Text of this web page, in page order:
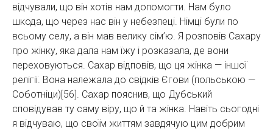
відчували, що він хотів нам допомогти. Нам було
шкода, що через нас він у небезпеці. Німці були по
всьому селу, а він мав велику сім’ю. Я розповів Сахару
про жінку, яка дала нам їжу і розказала, де вони
переховуються. Сахар відповів, що ця жінка — іншої
релігії. Вона належала до свідків Єгови (польською —
Соботніци)[56]. Сахар пояснив, що Дубський
сповідував ту саму віру, що й та жінка. Навіть сьогодні
я відчуваю, що своїм життям завдячую цим добрим